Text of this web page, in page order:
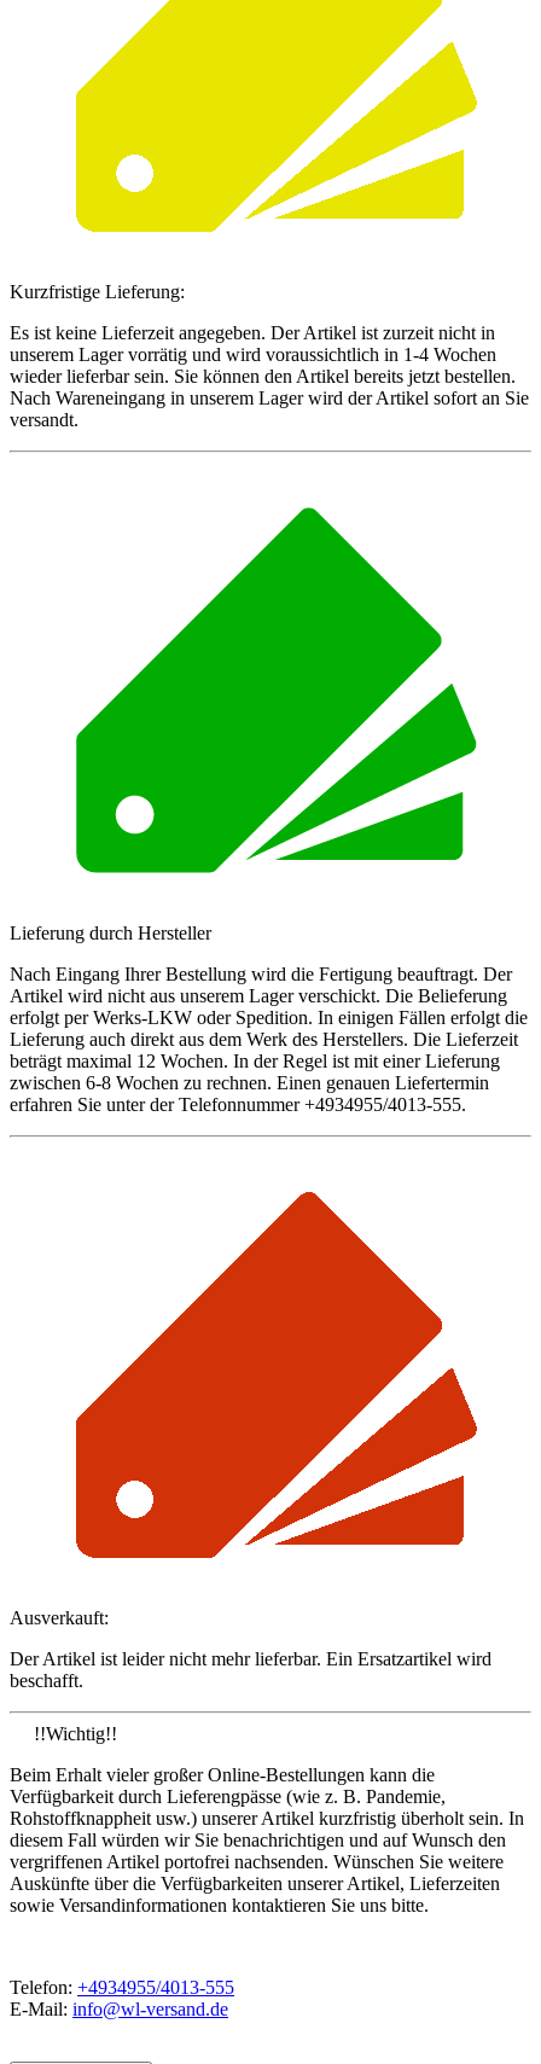
Kurzfristige Lieferung:
Es ist keine Lieferzeit angegeben. Der Artikel ist zurzeit nicht in
unserem Lager vorrätig und wird voraussichtlich in 1-4 Wochen
wieder lieferbar sein. Sie können den Artikel bereits jetzt bestellen.
Nach Wareneingang in unserem Lager wird der Artikel sofort an Sie
versandt.
Lieferung durch Hersteller
Nach Eingang Ihrer Bestellung wird die Fertigung beauftragt. Der
Artikel wird nicht aus unserem Lager verschickt. Die Belieferung
erfolgt per Werks-LKW oder Spedition. In einigen Fällen erfolgt die
Lieferung auch direkt aus dem Werk des Herstellers. Die Lieferzeit
beträgt maximal 12 Wochen. In der Regel ist mit einer Lieferung
zwischen 6-8 Wochen zu rechnen. Einen genauen Liefertermin
erfahren Sie unter der Telefonnummer +4934955/4013-555.
Ausverkauft:
Der Artikel ist leider nicht mehr lieferbar. Ein Ersatzartikel wird
beschafft.
!!Wichtig!!
Beim Erhalt vieler großer Online-Bestellungen kann die
Verfügbarkeit durch Lieferengpässe (wie z. B. Pandemie,
Rohstoffknappheit usw.) unserer Artikel kurzfristig überholt sein. In
diesem Fall würden wir Sie benachrichtigen und auf Wunsch den
vergriffenen Artikel portofrei nachsenden. Wünschen Sie weitere
Auskünfte über die Verfügbarkeiten unserer Artikel, Lieferzeiten
sowie Versandinformationen kontaktieren Sie uns bitte.
Telefon: +4934955/4013-555
E-Mail: info@wl-versand.de